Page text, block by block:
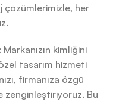
çözümlerimizle, her
: Markanızın kimliğini
tasarım hizmeti
firmanıza özgü
zenginleştiriyoruz. Bu